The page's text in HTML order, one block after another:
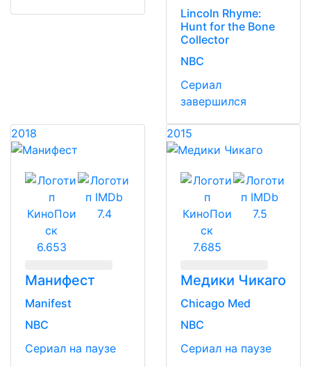
Lincoln Rhyme:
Hunt for the Bone
Collector
NBC
Сериал
завершился
2018
6.653
7.4
Манифест
Manifest
NBC
Сериал на паузе
2015
7.685
7.5
Медики Чикаго
Chicago Med
NBC
Сериал на паузе